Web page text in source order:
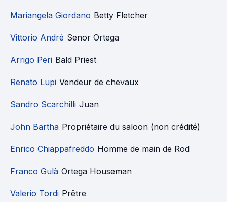
Mariangela Giordano Betty Fletcher
Vittorio André Senor Ortega
Arrigo Peri Bald Priest
Renato Lupi Vendeur de chevaux
Sandro Scarchilli Juan
John Bartha Propriétaire du saloon (non crédité)
Enrico Chiappafreddo Homme de main de Rod
Franco Gulà Ortega Houseman
Valerio Tordi Prêtre